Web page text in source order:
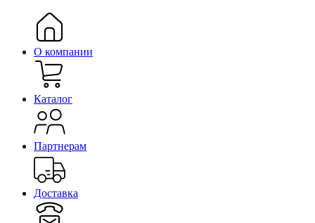
О компании
Каталог
Партнерам
Доставка